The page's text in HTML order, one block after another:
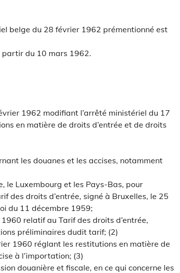
belge du 28 février 1962 prémentionné est
partir du 10 mars 1962.
1962 modifiant l’arrêté ministériel du 17
en matière de droits d’entrée et de droits
les douanes et les accises, notamment
le Luxembourg et les Pays-Bas, pour
des droits d’entrée, signé à Bruxelles, le 25
du 11 décembre 1959;
relatif au Tarif des droits d’entrée,
préliminaires dudit tarif; (2)
1960 réglant les restitutions en matière de
à l’importation; (3)
douanière et fiscale, en ce qui concerne les